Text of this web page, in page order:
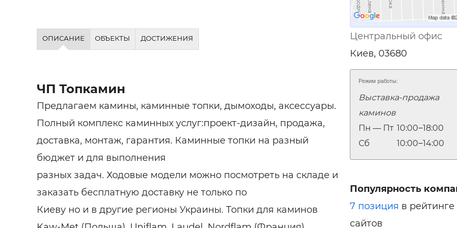
ОПИСАНИЕ ОБЪЕКТЫ ДОСТИЖЕНИЯ
ЧП Топкамин
Предлагаем камины, каминные топки, дымоходы, аксессуары.
Полный комплекс каминных услуг:проект-дизайн, продажа,
доставка, монтаж, гарантия. Каминные топки на разный
бюджет и для выполнения
разных задач. Ходовые модели можно посмотреть на складе и
заказать бесплатную доставку не только по
Киеву но и в другие регионы Украины. Топки для каминов
Центральный офис
Киев, 03680
Режим работы:
Выставка-продажа
каминов
Пн — Пт 10:00‒18:00
Сб
10:00‒14:00
Популярность
7 позиция в рейтинге
сайтов